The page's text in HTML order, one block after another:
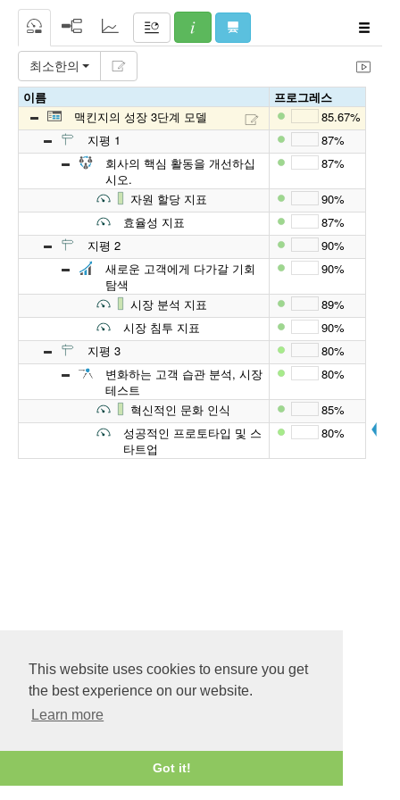
This website uses cookies to ensure you get
the best experience on our website.
Learn more
Got it!
최소한의
이름
프로그레스
맥킨지의 성장 3단계 모델
85.67%
지평 1
87%
회사의 핵심 활동을 개선하십
시오.
87%
자원 할당 지표
90%
효율성 지표
87%
지평 2
90%
새로운 고객에게 다가갈 기회
탐색
90%
시장 분석 지표
89%
시장 침투 지표
90%
지평 3
80%
변화하는 고객 습관 분석, 시장
테스트
80%
혁신적인 문화 인식
85%
성공적인 프로토타입 및 스
타트업
80%